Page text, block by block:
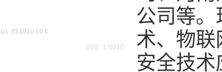
公司等
术、物
安全技